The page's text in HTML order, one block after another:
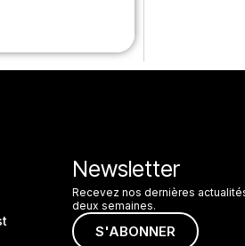
Newsletter
Recevez nos dernières
deux semaines.
S'ABONNER